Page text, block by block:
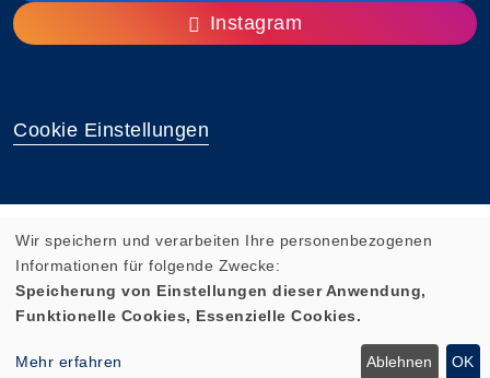
Instagram
Cookie Einstellungen
Wir speichern und verarbeiten Ihre personenbezogenen
Informationen für folgende Zwecke:
Speicherung von Einstellungen dieser Anwendung,
Funktionelle Cookies, Essenzielle Cookies.
Mehr erfahren Ablehnen OK